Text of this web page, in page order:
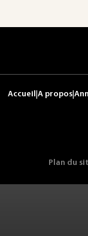
Accueil A propos
Plan du